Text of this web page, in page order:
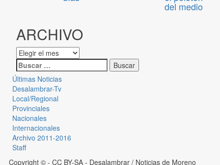
del medio
ARCHIVO
Últimas Noticias
Desalambrar-Tv
Local/Regional
Provinciales
Nacionales
Internacionales
Archivo 2011-2016
Staff
Copyright © - CC BY-SA - Desalambrar / Noticias de Moreno